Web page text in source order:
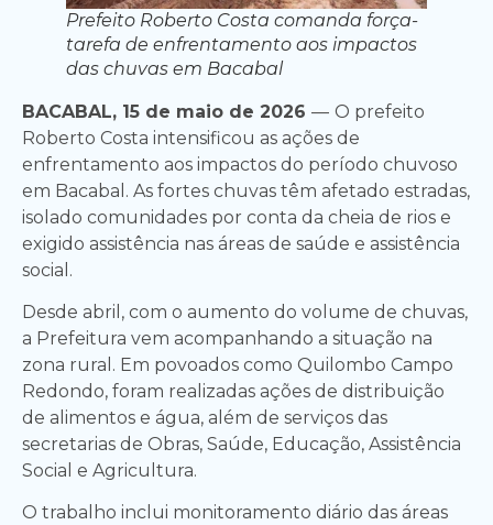
Prefeito Roberto Costa comanda força-
tarefa de enfrentamento aos impactos
das chuvas em Bacabal
BACABAL, 15 de maio de 2026 — O prefeito
Roberto Costa intensificou as ações de
enfrentamento aos impactos do período chuvoso
em Bacabal. As fortes chuvas têm afetado estradas,
isolado comunidades por conta da cheia de rios e
exigido assistência nas áreas de saúde e assistência
social.
Desde abril, com o aumento do volume de chuvas,
a Prefeitura vem acompanhando a situação na
zona rural. Em povoados como Quilombo Campo
Redondo, foram realizadas ações de distribuição
de alimentos e água, além de serviços das
secretarias de Obras, Saúde, Educação, Assistência
Social e Agricultura.
O trabalho inclui monitoramento diário das áreas